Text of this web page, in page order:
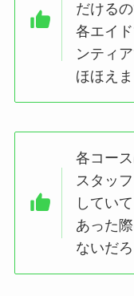
だける
各エイ
ンティ
ほほえ
各コー
スタッ
してい
あった
ないだろ